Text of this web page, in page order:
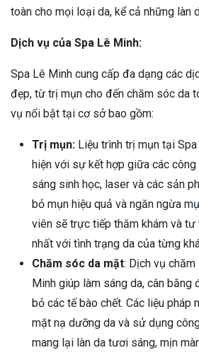
toàn cho mọi loại da, kể cả những làn
Dịch vụ của Spa Lê Minh:
Spa Lê Minh cung cấp đa dạng các
đẹp, từ trị mụn cho đến chăm sóc da
vụ nổi bật tại cơ sở bao gồm:
Trị mụn: Liệu trình trị mụn tại
hiện với sự kết hợp giữa các
sáng sinh học, laser và các sản
bỏ mụn hiệu quả và ngăn ngừa
viên sẽ trực tiếp thăm khám và tư
nhất với tình trạng da của từng
Chăm sóc da mặt: Dịch vụ
Minh giúp làm sáng da, cân
bỏ các tế bào chết. Các liệu pháp
mặt nạ dưỡng da và sử dụng
mang lại làn da tươi sáng, mịn